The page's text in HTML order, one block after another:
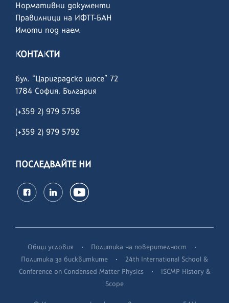
Нормативни документи
Правилници на ИФТТ-БАН
Имоти под наем
КОНТАКТИ
бул. “Цариградско шосе” 72
1784 София, България
(+359 2) 979 5758
(+359 2) 979 5792
ПОСЛЕДВАЙТЕ НИ
Общи условия · Политика на поверителност ·
Политика за бисквитките ·
24th International School &
Conference on Condensed Matter Physics·
ISCMP History &
Scope